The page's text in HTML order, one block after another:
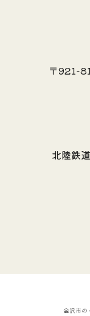
〒921-
北陸鉄
金沢市の